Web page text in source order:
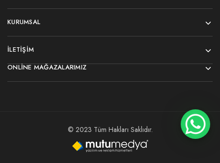
KURUMSAL
İLETIŞIM
ONLINE MAĞAZALARIMIZ
© 2023 Tüm Hakları Saklıdır.